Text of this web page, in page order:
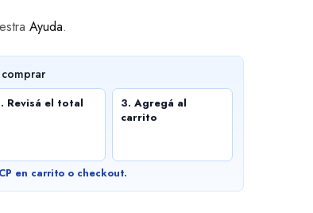
Ayuda.
Revisá el total
3. Agregá al
carrito
en carrito o checkout.